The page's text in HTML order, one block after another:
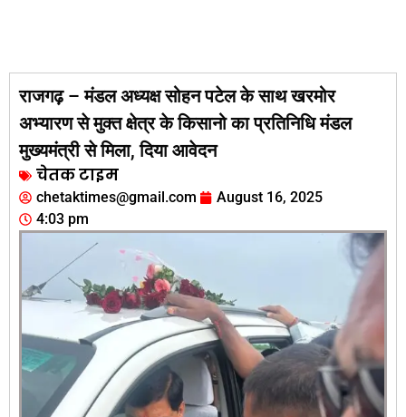
राजगढ़ – मंडल अध्यक्ष सोहन पटेल के साथ खरमोर
अभ्यारण से मुक्त क्षेत्र के किसानो का प्रतिनिधि मंडल
मुख्यमंत्री से मिला, दिया आवेदन
चेतक टाइम
chetaktimes@gmail.com
August 16, 2025
4:03 pm